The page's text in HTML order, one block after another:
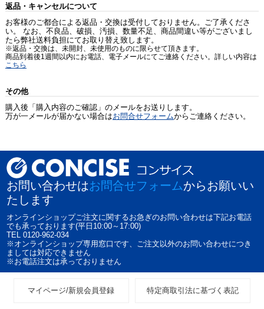
返品・キャンセルについて
お客様のご都合による返品・交換は受付しておりません。ご了承くださ
い。 なお、不良品、破損、汚損、数量不足、商品間違い等がございまし
たら弊社送料負担にてお取り替え致します。
※返品・交換は、未開封、未使用のものに限らせて頂きます。
商品到着後1週間以内にお電話、電子メールにてご連絡ください。詳しい内容は
こちら
その他
購入後「購入内容のご確認」のメールをお送りします。
万が一メールが届かない場合はお問合せフォームからご連絡ください。
お問い合わせはお問合せフォームからお願いい
たします
オンラインショップご注文に関するお急ぎのお問い合わせは下記お電話
でも承っております(平日10:00～17:00)
TEL 0120-962-034
※オンラインショップ専用窓口です、ご注文以外のお問い合わせにつき
ましては対応できません
※お電話注文は承っておりません
マイページ/新規会員登録 特定商取引法に基づく表記